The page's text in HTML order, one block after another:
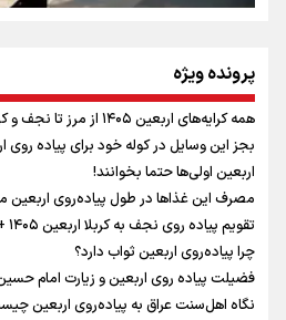
نگاه تمدنی رهبر شهید به
رابطه کارگر و کارفرما در
زوجیت
اینفو برنا / توصیه‌هایی طلایی برای
پرونده ویژه
همه کرایه‌های اربعین ۱۴۰۵ از مرز تا نجف و کربلا
بجز این وسایل در کوله خود برای پیاده روی اربعین ۱۴۰۵ چیزی
اربعین اولی‌ها حتما بخوانند!
مصرف این غذاها در طول پیاده‌روی اربعین
تقویم پیاده روی نجف به کربلا اربعین ۱۴۰۵ + تاریخ‌های مهم
چرا پیاده‌روی اربعین ثواب دارد؟
فضیلت پیاده روی اربعین و زیارت امام
نگاه اهل‌سنت عراق به پیاده‌روی اربعین